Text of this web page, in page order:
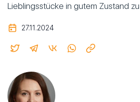
Lieblingsstücke in gutem Zustand zu
27.11.2024